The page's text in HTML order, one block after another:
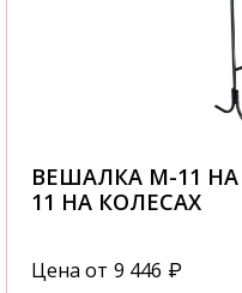
ВЕШАЛКА М-11
11 НА КОЛЕСАХ
Цена от 9 446 ₽